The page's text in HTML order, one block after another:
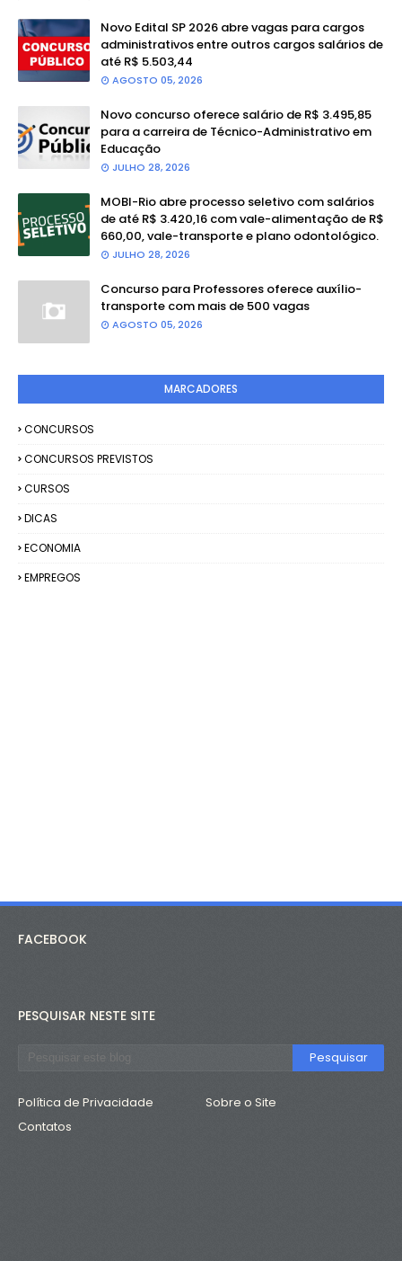
Novo Edital SP 2026 abre vagas para cargos
administrativos entre outros cargos salários de
até R$ 5.503,44
AGOSTO 05, 2026
Novo concurso oferece salário de R$ 3.495,85
para a carreira de Técnico-Administrativo em
Educação
JULHO 28, 2026
MOBI-Rio abre processo seletivo com salários
de até R$ 3.420,16 com vale-alimentação de R$
660,00, vale-transporte e plano odontológico.
JULHO 28, 2026
Concurso para Professores oferece auxílio-
transporte com mais de 500 vagas
AGOSTO 05, 2026
MARCADORES
CONCURSOS
CONCURSOS PREVISTOS
CURSOS
DICAS
ECONOMIA
EMPREGOS
FACEBOOK
PESQUISAR NESTE SITE
Política de Privacidade
Sobre o Site
Contatos